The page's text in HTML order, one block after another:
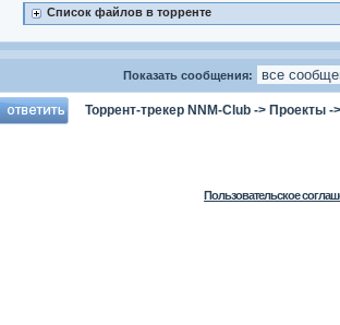
Список файлов в торренте
Показать сообщения:
Торрент-трекер NNM-Club -> Проекты -
Пользовательское